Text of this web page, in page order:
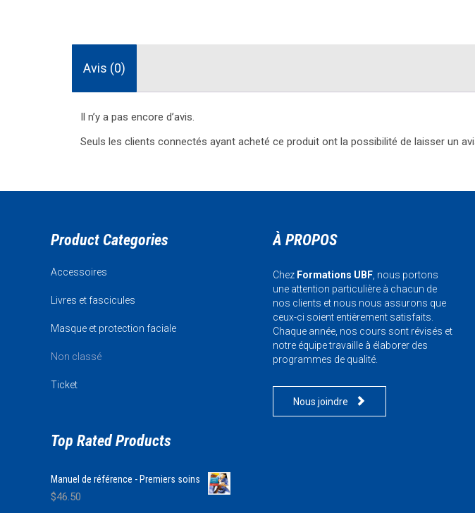
Avis (0)
Il n’y a pas encore d’avis.
Seuls les clients connectés ayant acheté ce produit ont la possibilité de laisser un
Product Categories
Accessoires
Livres et fascicules
Masque et protection faciale
Non classé
Ticket
Top Rated Products
Manuel de référence - Premiers soins
$46.50
À PROPOS
Chez Formations UBF , nous portons
une attention particulière à chacun de
nos clients et nous nous assurons que
ceux-ci soient entièrement satisfaits.
Chaque année, nos cours sont révisés et
notre équipe travaille à élaborer des
programmes de qualité.
Nous joindre 